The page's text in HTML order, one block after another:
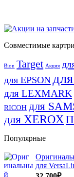
Совместимые
Bion Target Акция
для EPSON
для LEXMARK
RICOH для
для XEROX
Популярные
для